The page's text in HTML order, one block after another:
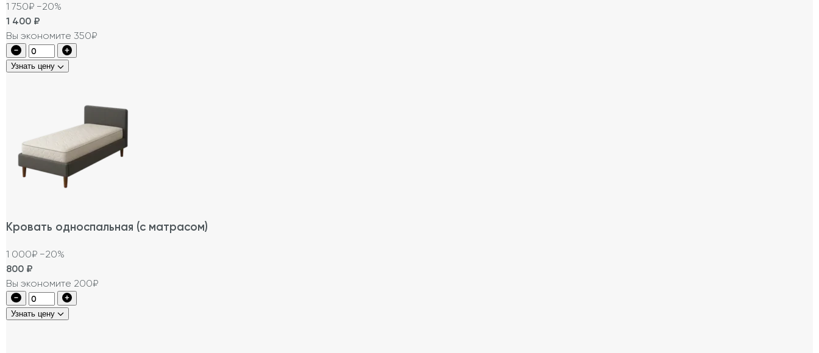
1 750₽ −20%
1 400 ₽
Вы экономите 350₽
Узнать цену
Кровать односпальная (с матрасом)
1 000₽ −20%
800 ₽
Вы экономите 200₽
Узнать цену